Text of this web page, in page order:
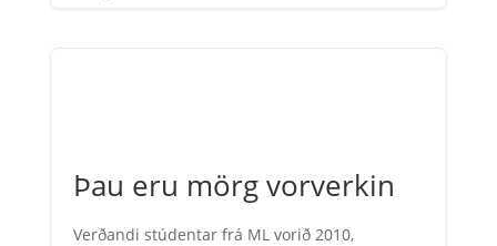
Þau eru mörg vorverkin
Verðandi stúdentar frá ML vorið 2010,